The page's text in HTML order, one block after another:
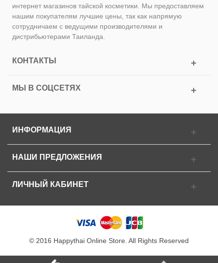
интернет магазинов тайской косметики. Мы предоставляем
нашим покупателям лучшие цены, так как напрямую
сотрудничаем с ведущими производителями и
дистрибьютерами Таиланда.
КОНТАКТЫ
МЫ В СОЦСЕТЯХ
ИНФОРМАЦИЯ
НАШИ ПРЕДЛОЖЕНИЯ
ЛИЧНЫЙ КАБИНЕТ
© 2016 Happythai Online Store. All Rights Reserved